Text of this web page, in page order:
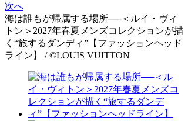
次へ
海は誰もが帰属する場所──＜ルイ・ヴィ
トン＞2027年春夏メンズコレクションが描
く“旅するダンディ”【ファッションヘッド
ライン】 / ©LOUIS VUITTON